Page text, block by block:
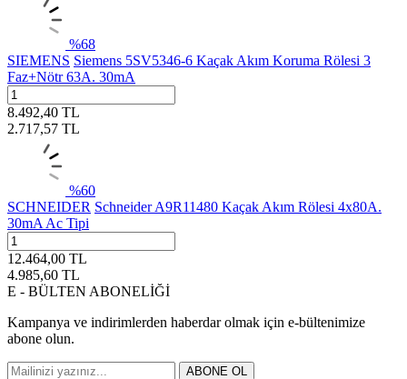
%68
SIEMENS Siemens 5SV5346-6 Kaçak Akım Koruma Rölesi 3
Faz+Nötr 63A. 30mA
8.492,40 TL
2.717,57 TL
%60
SCHNEIDER Schneider A9R11480 Kaçak Akım Rölesi 4x80A.
30mA Ac Tipi
12.464,00 TL
4.985,60 TL
E - BÜLTEN ABONELİĞİ
Kampanya ve indirimlerden haberdar olmak için e-bültenimize
abone olun.
ABONE OL